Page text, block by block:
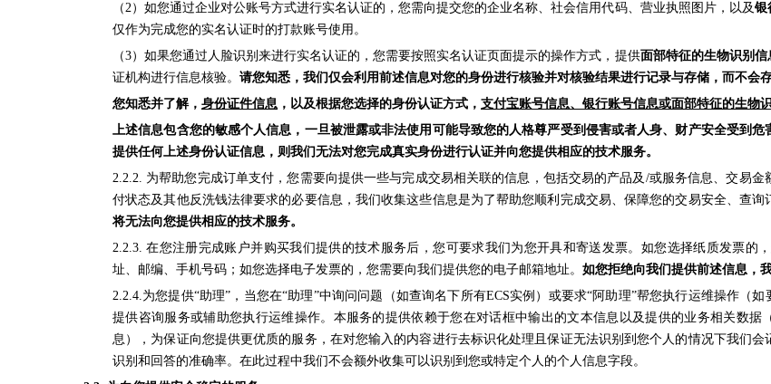
（2）如您通过企业对公账号方式进行实名认证的，您需向提交您的企业名称、社会信用代码、营业执照图片，以及银
仅作为完成您的实名认证时的打款账号使用。
（3）如果您通过人脸识别来进行实名认证的，您需要按照实名认证页面提示的操作方式，提供面部特征的生物识别
证机构进行信息核验。 请您知悉，我们仅会利用前述信息对您的身份进行核验并对核验结果进行记录与存储，而不会
您知悉并了解， 身份证件信息 ，以及根据您选择的身份认证方式， 支付宝账号信息、银行账号信息或面部特征的生物
上述信息包含您的敏感个人信息， 一旦被泄露或非法使用可能导致您的人格尊严受到侵害或者人身、财产安全受到
提供任何上述身份认证信息，则我们无法对您完成真实身份进行认证并向您提供相应的技术服务。
2.2.2. 为帮助您完成订单支付，您需要向提供一些与完成交易相关联的信息，包括交易的产品及/或服务信息、交易
付状态及其他反洗钱法律要求的必要信息，我们收集这些信息是为了帮助您顺利完成交易、保障您的交易安全、查询
将无法向您提供相应的技术服务。
2.2.3. 在您注册完成账户并购买我们提供的技术服务后，您可要求我们为您开具和寄送发票。如您选择纸质发票的
址、邮编、手机号码；如您选择电子发票的，您需要向我们提供您的电子邮箱地址。 如您拒绝向我们提供前述信息，
2.2.4.为您提供“助理”，当您在“助理”中询问问题（如查询名下所有ECS实例）或要求“阿助理”帮您执行运维操作（
提供咨询服务或辅助您执行运维操作。本服务的提供依赖于您在对话框中输出的文本信息以及提供的业务相关数
息），为保证向您提供更优质的服务，在对您输入的内容进行去标识化处理且保证无法识别到您个人的情况下我们
识别和回答的准确率。在此过程中我们不会额外收集可以识别到您或特定个人的个人信息字段。